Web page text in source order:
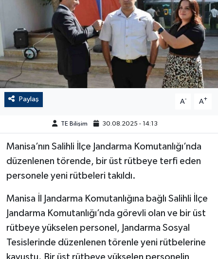
Paylaş A- A+
TE Bilişim 30.08.2025 - 14:13
Manisa’nın Salihli İlçe Jandarma Komutanlığı’nda
düzenlenen törende, bir üst rütbeye terfi eden
personele yeni rütbeleri takıldı.
Manisa İl Jandarma Komutanlığına bağlı Salihli İlçe
Jandarma Komutanlığı’nda görevli olan ve bir üst
rütbeye yükselen personel, Jandarma Sosyal
Tesislerinde düzenlenen törenle yeni rütbelerine